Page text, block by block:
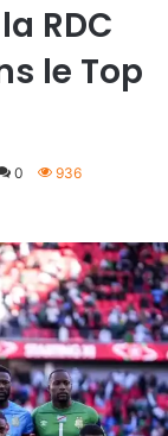
RDC
le Top
0 936